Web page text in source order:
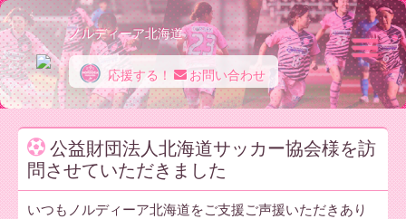
ノ
ル
ノルディーア北海道
応援する！ お問い合わせ
公益財団法人北海道サッカー協会様を訪
問させていただきました
いつもノルディーア北海道をご支援ご声援いただきあり